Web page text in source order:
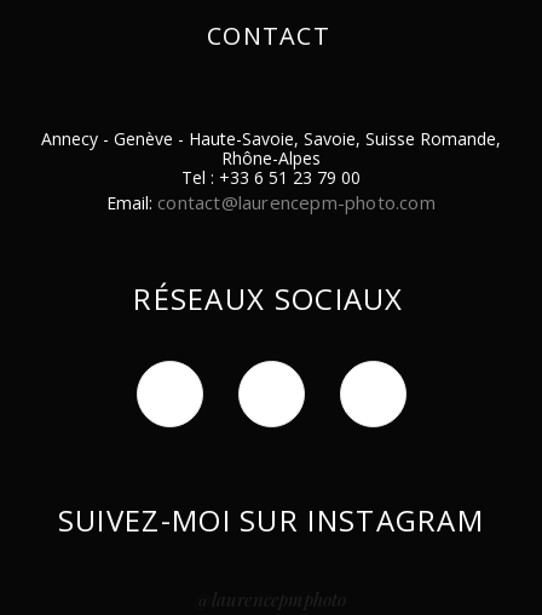
réactivité et son professionnalisme
font vraiment la différence. La
d’ailleurs recommandé Laurence à
deux de mes clients.
SYLVIANE R.
CONTACT
Annecy - Genève - Haute-Savoie, Savoie, Suisse Romande,
Rhône-Alpes
Tel : +33 6 51 23 79 00
Email: contact@laurencepm-photo.com
RÉSEAUX SOCIAUX
SUIVEZ-MOI SUR INSTAGRAM
@laurencepmphoto